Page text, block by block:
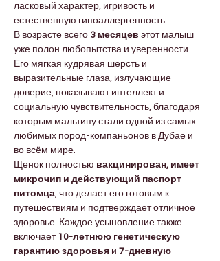
ласковый характер, игривость и
естественную гипоаллергенность.
В возрасте всего 3 месяцев этот малыш
уже полон любопытства и уверенности.
Его мягкая кудрявая шерсть и
выразительные глаза, излучающие
доверие, показывают интеллект и
социальную чувствительность, благодаря
которым мальтипу стали одной из самых
любимых пород-компаньонов в Дубае и
во всём мире.
Щенок полностью вакцинирован, имеет
микрочип и действующий паспорт
питомца, что делает его готовым к
путешествиям и подтверждает отличное
здоровье. Каждое усыновление также
включает 10-летнюю генетическую
гарантию здоровья и 7-дневную